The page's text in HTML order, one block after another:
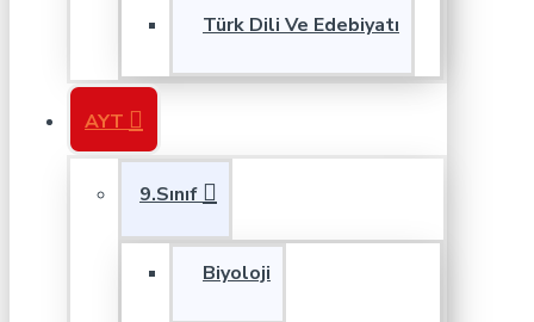
Türk Dili Ve Edebiyatı
AYT
9.Sınıf
Biyoloji